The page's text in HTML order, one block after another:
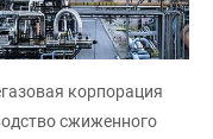
корпорация
сжиженного